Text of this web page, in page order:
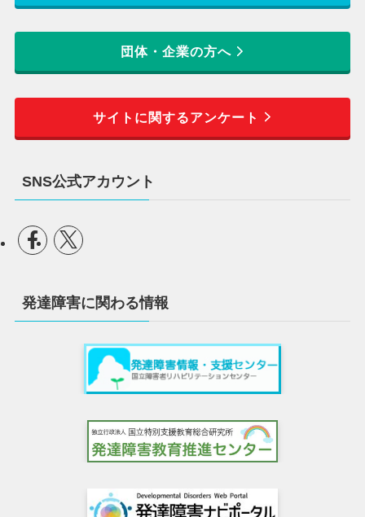
団体・企業の方へ
サイトに関するアンケート
SNS公式アカウント
発達障害に関わる情報